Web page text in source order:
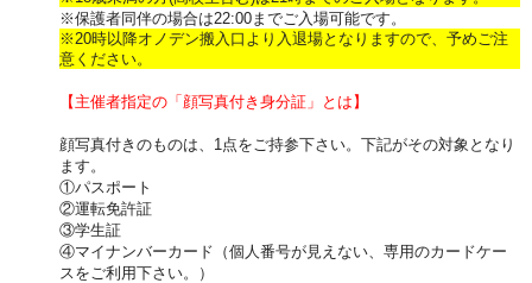
※保護者同伴の場合は22:00までご入場可能です。
※20時以降オノデン搬入口より入退場となりますので、予めご注
意ください。
【主催者指定の「顔写真付き身分証」とは】
顔写真付きのものは、1点をご持参下さい。下記がその対象となり
ます。
①パスポート
②運転免許証
③学生証
④マイナンバーカード（個人番号が見えない、専用のカードケー
スをご利用下さい。）